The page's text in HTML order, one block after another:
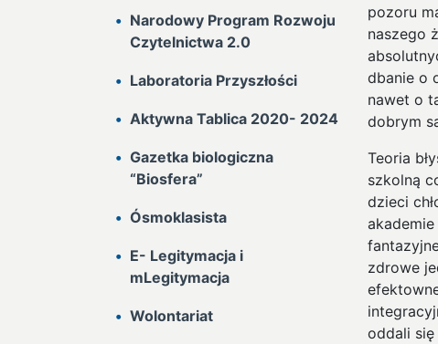
Narodowy Program Rozwoju
Czytelnictwa 2.0
Laboratoria Przyszłości
Aktywna Tablica 2020- 2024
Gazetka biologiczna
“Biosfera”
Ósmoklasista
E- Legitymacja i
mLegitymacja
Wolontariat
pozoru
naszego
dbanie o
nawet o
dobrym
Teoria
szkolną
dzieci
zdrowe
oddali